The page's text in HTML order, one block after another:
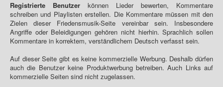
Registrierte Benutzer können Lieder bewerten, Kommentare
schreiben und Playlisten erstellen. Die Kommentare müssen mit den
Zielen dieser Friedensmusik-Seite vereinbar sein. Insbesondere
Angriffe oder Beleidigungen gehören nicht hierhin. Sprachlich sollen
Kommentare in korrektem, verständlichem Deutsch verfasst sein.
Auf dieser Seite gibt es keine kommerzielle Werbung. Deshalb dürfen
auch die Benutzer keine Produktwerbung betreiben. Auch Links auf
kommerzielle Seiten sind nicht zugelassen.